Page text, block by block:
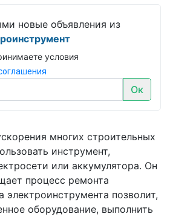
новые объявления из
условия
Ок
многих строительных
инструмент,
или аккумулятора. Он
процесс ремонта
позволит,
оборудование, выполнить